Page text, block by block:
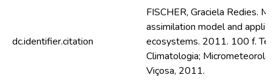
dc.identifier.citation
FISCHER, Graciela Redies.
assimilation model and
ecosystems. 2011. 100 f.
Climatologia;
Viçosa, 2011.